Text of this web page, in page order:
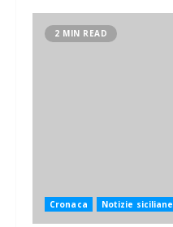
2 MIN READ
Cronaca Notizie siciliane